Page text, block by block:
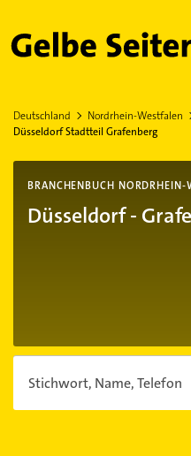
Gelbe Seiten
Deutschland Nordrhein-Westfalen
Düsseldorf Stadtteil Grafenberg
BRANCHENBUCH NORDRHEIN-
Düsseldorf -
Stichwort, Name, Telefon